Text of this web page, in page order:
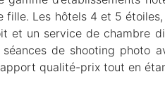
fille. Les hôtels 4 et 5
et un service de chambre
de shooting
qualité-prix tout en